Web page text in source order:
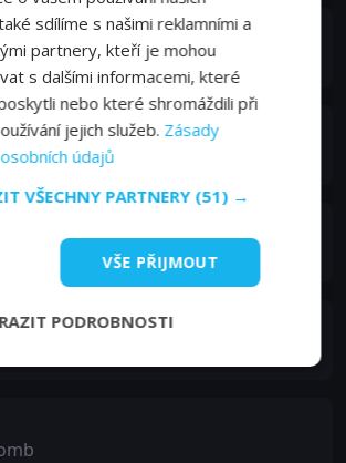
sdílíme s našimi reklamními a
partnery, kteří je mohou
s dalšími informacemi, které
nebo které shromáždili při
jejich služeb. Zásady
údajů
VŠECHNY PARTNERY (51) →
VŠE PŘIJMOUT
PODROBNOSTI